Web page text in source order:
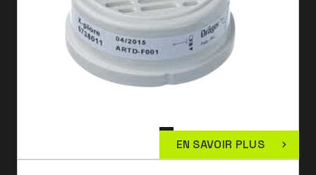
EN SAVOIR PLUS